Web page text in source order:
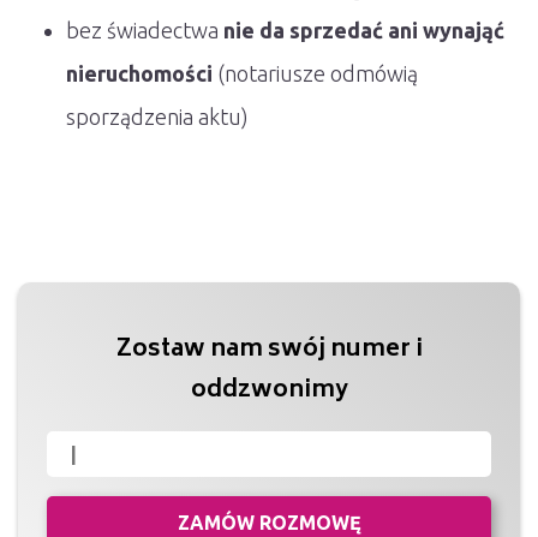
bez świadectwa nie da sprzedać ani wynająć
nieruchomości (notariusze odmówią
sporządzenia aktu)
Zostaw nam swój numer i
oddzwonimy
ZAMÓW ROZMOWĘ